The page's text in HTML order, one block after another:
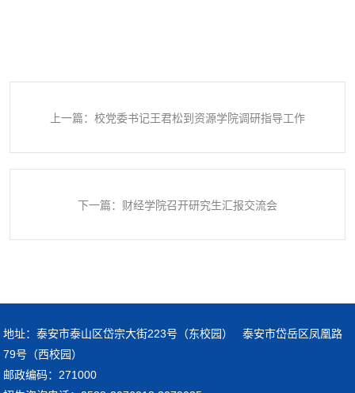
上一篇：校党委书记王君松到资源学院调研指导工作
下一篇：财经学院召开研究生汇报交流会
地址：泰安市泰山区岱宗大街223号（东校园） 泰安市岱岳区凤凰路
79号（西校园）
邮政编码：271000